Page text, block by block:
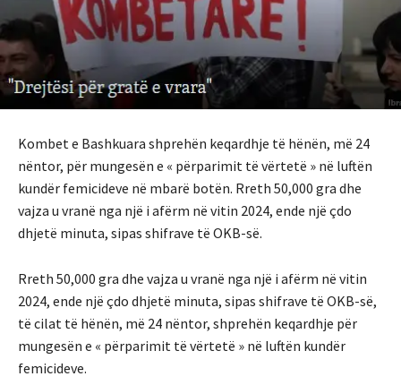
Kombet e Bashkuara shprehën keqardhje të hënën, më 24
nëntor, për mungesën e « përparimit të vërtetë » në luftën
kundër femicideve në mbarë botën. Rreth 50,000 gra dhe
vajza u vranë nga një i afërm në vitin 2024, ende një çdo
dhjetë minuta, sipas shifrave të OKB-së.
Rreth 50,000 gra dhe vajza u vranë nga një i afërm në vitin
2024, ende një çdo dhjetë minuta, sipas shifrave të OKB-së,
të cilat të hënën, më 24 nëntor, shprehën keqardhje për
mungesën e « përparimit të vërtetë » në luftën kundër
femicideve.